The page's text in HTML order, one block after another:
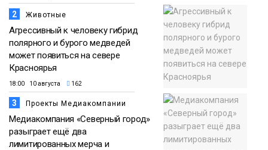
2 Животные
Агрессивный к человеку гибрид
полярного и бурого медведей
может появиться на севере
Красноярья
18:00 10 августа 162
3 Проекты Медиакомпании
Медиакомпания «Северный город»
разыграет ещё два
лимитированных мерча и